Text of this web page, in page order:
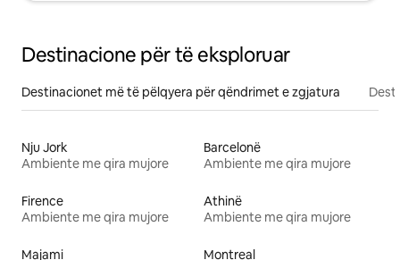
Destinacione për të eksploruar
Destinacionet më të pëlqyera për qëndrimet e zgjatura
Nju Jork
Ambiente me qira mujore
Barcelonë
Ambiente me qira mujore
Firence
Ambiente me qira mujore
Athinë
Ambiente me qira mujore
Majami
Montreal